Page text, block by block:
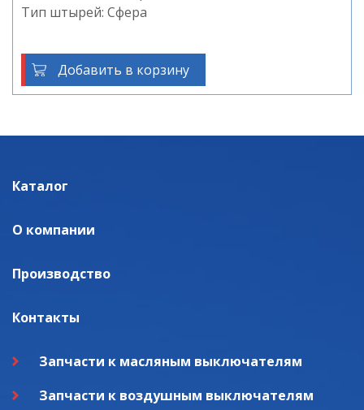
Тип штырей: Сфера
Добавить в корзину
Каталог
О компании
Производство
Контакты
Запчасти к масляным выключателям
Запчасти к воздушным выключателям